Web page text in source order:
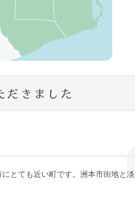
だきました
とても近い町です。洲本市街地と